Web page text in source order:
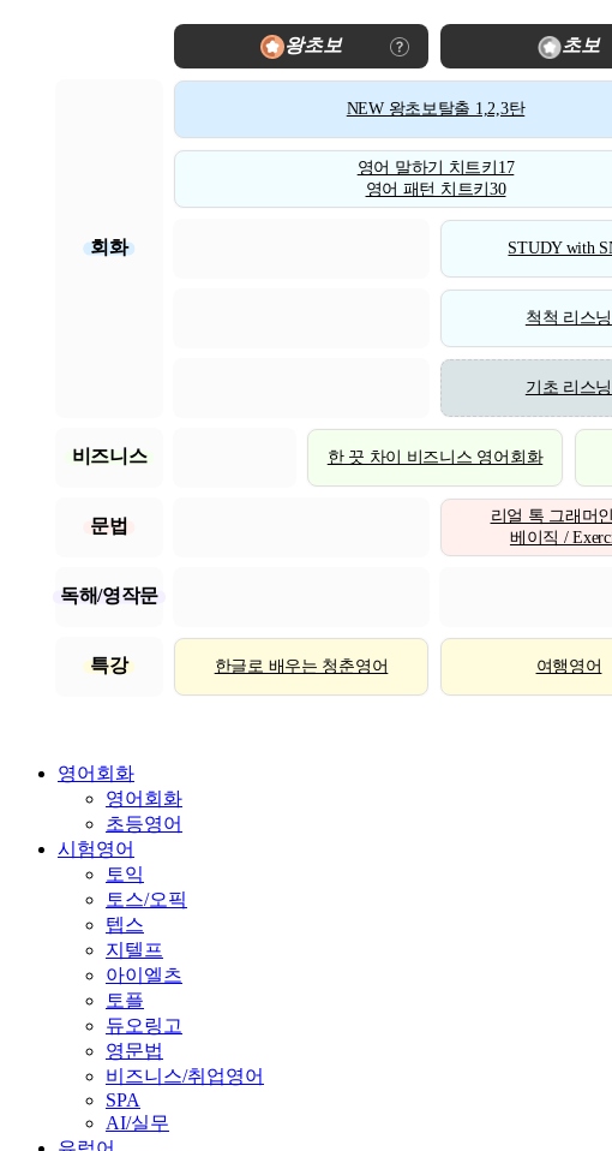
왕초보 초보
회화
NEW 왕초보탈출 1,2,3탄
영어 말하기 치트키17
영어 패턴 치트키30
STUDY with
척척 리스닝
기초 리스닝
비즈니스 한 끗 차이 비즈니스 영어회화
문법
리얼 톡 그래머
베이직 /
독해/영작문
특강 한글로 배우는 청춘영어 여행영어
영어회화
영어회화
초등영어
시험영어
토익
토스/오픽
텝스
지텔프
아이엘츠
토플
듀오링고
영문법
비즈니스/취업영어
SPA
AI/실무